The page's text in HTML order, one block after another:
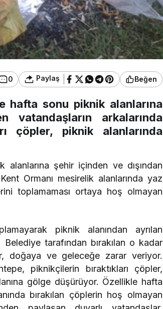
0 Paylaş Beğen
hafta sonu piknik alanlarına
vatandaşların arkalarında
çöpler, piknik alanlarında
alanlarına şehir içinden ve dışından
Ormanı mesirelik alanlarında yaz
toplamaması ortaya hoş olmayan
piknik alanından ayrılan
tarafından bırakılan o kadar
doğaya ve geleceğe zarar veriyor.
piknikçilerin bıraktıkları çöpler,
gölge düşürüyor. Özellikle hafta
bırakılan çöplerin hoş olmayan